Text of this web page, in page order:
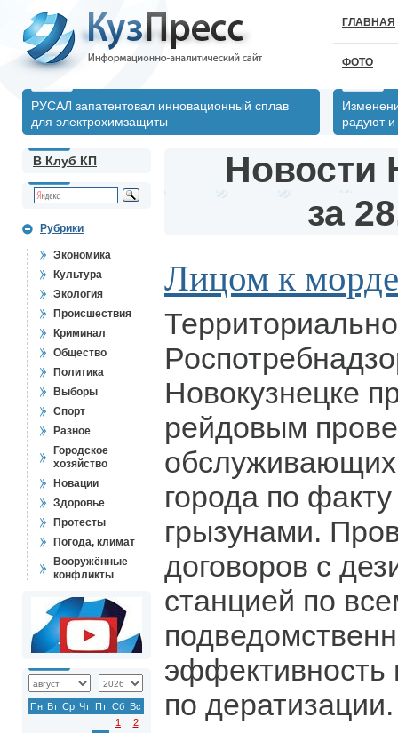
ГЛАВНАЯ
ФОТО
РУСАЛ запатентовал инновационный сплав
для электрохимзащиты
радуют и
В Клуб КП
Рубрики
Экономика
Культура
Экология
Происшествия
Криминал
Общество
Политика
Выборы
Спорт
Разное
Городское
хозяйство
Новации
Здоровье
Протесты
Погода, климат
Вооружённые
конфликты
Пн Вт Ср Чт Пт Сб Вс
1
2
Новости
за
Лицом к морде
Новокузнецке
рейдовым
обслуживающих
города по
грызунами.
договоров с
станцией по
эффективность
по